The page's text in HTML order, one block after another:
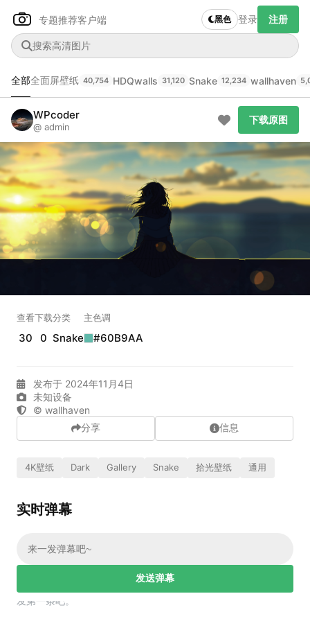
专题推荐客户端 黑色 登录 注册
全部全面屏壁纸 40,754 HDQwalls 31,120 Snake 12,234 wallhaven
WPcoder
@ admin
下载原图
查看
30
下载
0
分类
Snake
主色调
#60B9AA
发布于 2024年11月4日
未知设备
© wallhaven
分享 信息
4K壁纸 Dark Gallery Snake 拾光壁纸 通用
实时弹幕
发送弹幕
，发第一条吧。
下载原图
查看 下载
--
分类
--
主色调
--
发布
未知设备
在主题许可下可免费使用
分享 信息
实时弹幕
弹幕会在下方多行滚动展示；匿名发送有数量和频率限制。
加载弹幕...